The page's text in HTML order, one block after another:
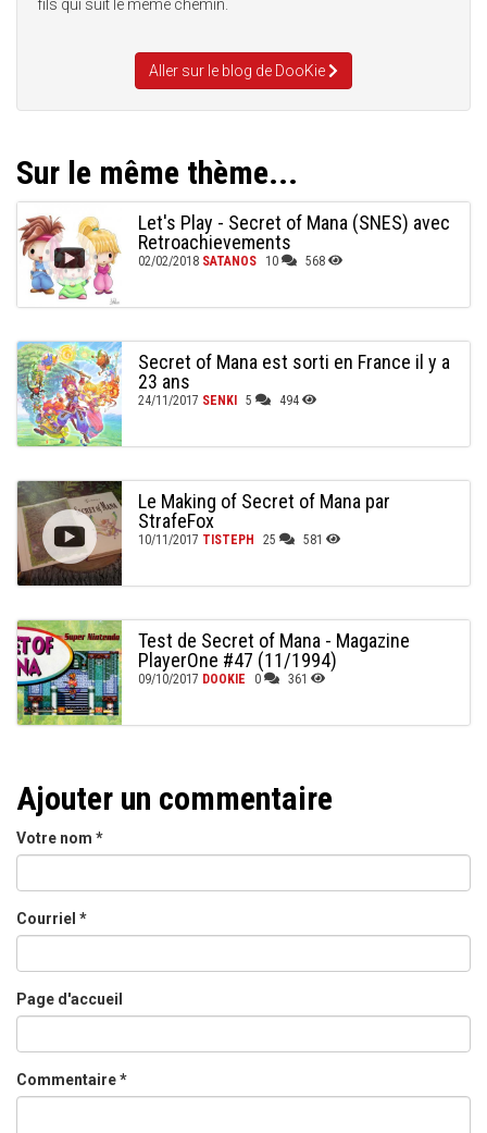
fils qui suit le même chemin.
Aller sur le blog de DooKie
Sur le même thème...
Let's Play - Secret of Mana (SNES) avec
Retroachievements
02/02/2018 SATANOS 10 568
Secret of Mana est sorti en France il y a
23 ans
24/11/2017 SENKI 5 494
Le Making of Secret of Mana par
StrafeFox
10/11/2017 TISTEPH 25 581
Test de Secret of Mana - Magazine
PlayerOne #47 (11/1994)
09/10/2017 DOOKIE 0 361
Ajouter un commentaire
Votre nom *
Courriel *
Page d'accueil
Commentaire*